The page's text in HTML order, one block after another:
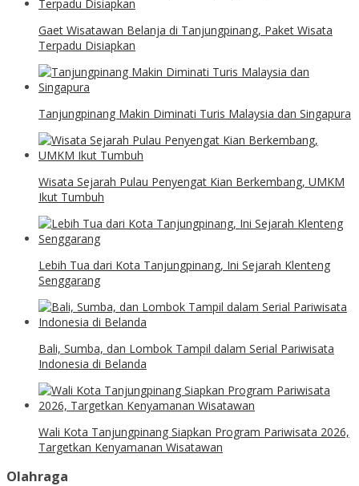
Gaet Wisatawan Belanja di Tanjungpinang, Paket Wisata
Terpadu Disiapkan
Tanjungpinang Makin Diminati Turis Malaysia dan Singapura
Wisata Sejarah Pulau Penyengat Kian Berkembang, UMKM
Ikut Tumbuh
Lebih Tua dari Kota Tanjungpinang, Ini Sejarah Klenteng
Senggarang
Bali, Sumba, dan Lombok Tampil dalam Serial Pariwisata
Indonesia di Belanda
Wali Kota Tanjungpinang Siapkan Program Pariwisata 2026,
Targetkan Kenyamanan Wisatawan
Olahraga